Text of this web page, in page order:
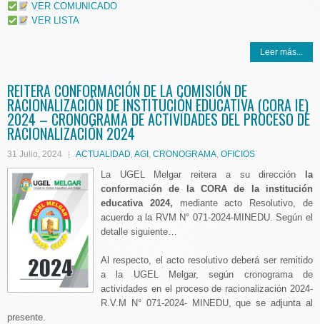
VER COMUNICADO
VER LISTA
Leer más...
REITERA CONFORMACIÓN DE LA COMISIÓN DE
RACIONALIZACIÓN DE INSTITUCIÓN EDUCATIVA (CORA IE)
2024 – CRONOGRAMA DE ACTIVIDADES DEL PROCESO DE
RACIONALIZACIÓN 2024
31 Julio, 2024 ACTUALIDAD,AGI , CRONOGRAMA, OFICIOS
La UGEL Melgar reitera a su dirección
la
conformación de la CORA de la institución
educativa 2024, mediante acto Resolutivo, de
acuerdo a la RVM N° 071-2024-MINEDU. Según el
detalle siguiente…
Al respecto, el acto resolutivo deberá ser remitido
a la UGEL Melgar, según cronograma de
actividades en el proceso de racionalización 2024-
R.V.M N° 071-2024- MINEDU, que se adjunta al
presente.